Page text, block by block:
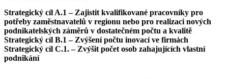
Strategický cíl A.1 – Zajistit kvalifikované pracovníky pro
potřeby zaměstnavatelů v regionu nebo pro realizaci nových
podnikatelských záměrů v dostatečném počtu a kvalitě
Strategický cíl B.1 – Zvýšení počtu inovací ve firmách
Strategický cíl C.1. – Zvýšit počet osob zahajujících vlastní
podnikání